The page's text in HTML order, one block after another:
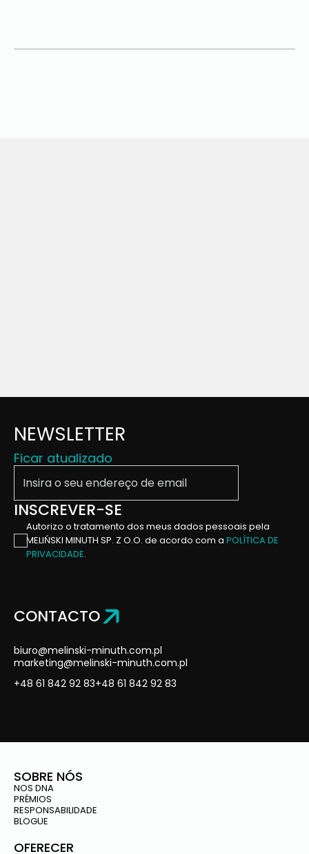
NEWSLETTER
Ficar atualizado
INSCREVER-SE
Autorizo ​​o tratamento dos meus dados pessoais pela
MELIŃSKI MINUTH SP. Z O.O. de acordo com a POLÍTICA DE
PRIVACIDADE.
CONTACTO
biuro@melinski-minuth.com.pl
marketing@melinski-minuth.com.pl
+48 61 842 92 83+48 61 842 92 83
SOBRE NÓS
NOS DNA
PRÉMIOS
RESPONSABILIDADE
BLOGUE
OFERECER